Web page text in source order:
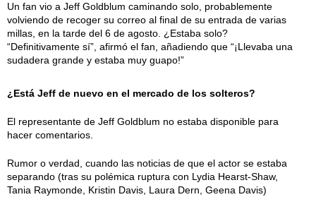
Un fan vio a Jeff Goldblum caminando solo, probablemente
volviendo de recoger su correo al final de su entrada de varias
millas, en la tarde del 6 de agosto. ¿Estaba solo?
“Definitivamente sí”, afirmó el fan, añadiendo que “¡Llevaba una
sudadera grande y estaba muy guapo!”
¿Está Jeff de nuevo en el mercado de los solteros?
El representante de Jeff Goldblum no estaba disponible para
hacer comentarios.
Rumor o verdad, cuando las noticias de que el actor se estaba
separando (tras su polémica ruptura con Lydia Hearst-Shaw,
Tania Raymonde, Kristin Davis, Laura Dern, Geena Davis)